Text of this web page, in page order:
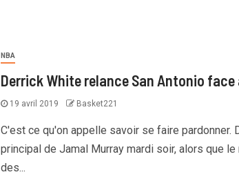
NBA
Derrick White relance San Antonio face
19 avril 2019 Basket221
C'est ce qu'on appelle savoir se faire pardonner.
principal de Jamal Murray mardi soir, alors que le
des...